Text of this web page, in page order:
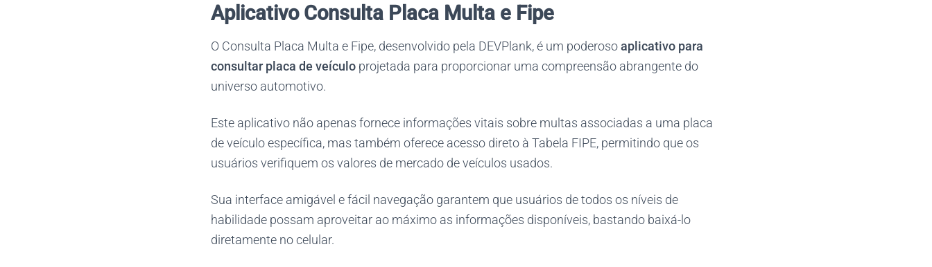
Aplicativo Consulta Placa Multa e Fipe
O Consulta Placa Multa e Fipe, desenvolvido pela DEVPlank, é um poderosoaplicativo para
consultar placa de veículo projetada para proporcionar uma compreensão abrangente do
universo automotivo.
Este aplicativo não apenas fornece informações vitais sobre multas associadas a uma placa
de veículo específica, mas também oferece acesso direto à Tabela FIPE, permitindo que os
usuários verifiquem os valores de mercado de veículos usados.
Sua interface amigável e fácil navegação garantem que usuários de todos os níveis de
habilidade possam aproveitar ao máximo as informações disponíveis, bastando baixá-lo
diretamente no celular.